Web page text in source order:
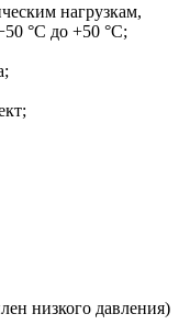
нагрузкам,
°C до +50 °C;
низкого давления)